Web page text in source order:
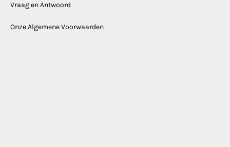
Vraag en Antwoord
Onze Algemene Voorwaarden